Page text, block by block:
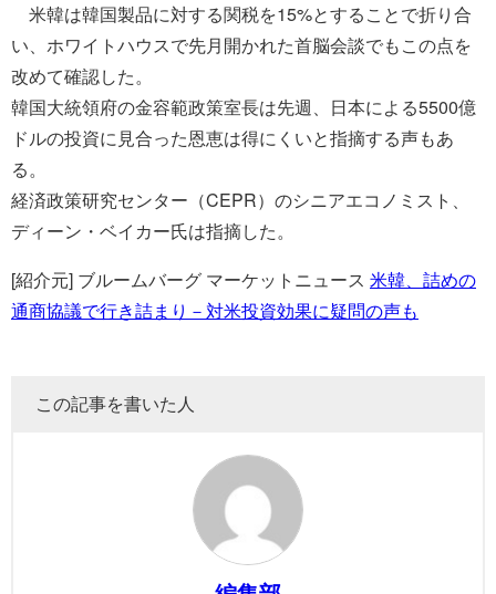
米韓は韓国製品に対する関税を15%とすることで折り合
い、ホワイトハウスで先月開かれた首脳会談でもこの点を
改めて確認した。
韓国大統領府の金容範政策室長は先週、日本による5500億
ドルの投資に見合った恩恵は得にくいと指摘する声もあ
る。
経済政策研究センター（CEPR）のシニアエコノミスト、
ディーン・ベイカー氏は指摘した。
[紹介元] ブルームバーグ マーケットニュース 米韓、詰めの
通商協議で行き詰まり－対米投資効果に疑問の声も
この記事を書いた人